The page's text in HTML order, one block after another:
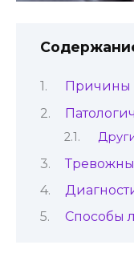
Причины
Способы